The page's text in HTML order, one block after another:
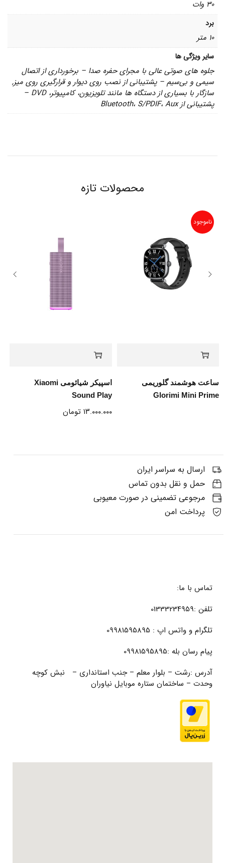
30 وات
برد
10 متر
سایر ویژگی ها
جلوه های صوتی عالی با مجرای حفره صدا – برخورداری از اتصال
سیمی و بی‌سیم – پشتیبانی از نصب روی دیوار و قرارگیری روی میز,
سازگار با بسیاری از دستگاه ها مانند تلویزیون، کامپیوتر، DVD –
پشتیبانی از Bluetooth، S/PDIF، Aux
محصولات تازه
ناموجود
ساعت هوشمند گلوریمی
Glorimi Mini Prime
اسپیکر شیائومی Xiaomi
Sound Play
۱۳.۰۰۰.۰۰۰ تومان
ارسال به سراسر ایران
حمل و نقل بدون تماس
مرجوعی تضمینی در صورت معیوبی
پرداخت امن
تماس با ما:
تلفن :01333234959
تلگرام و واتس اپ : 09981595895
پیام رسان بله :09981595895
آدرس :رشت – بلوار معلم – جنب استانداری – نبش کوچه
وحدت – ساختمان ستاره موبایل نیاوران